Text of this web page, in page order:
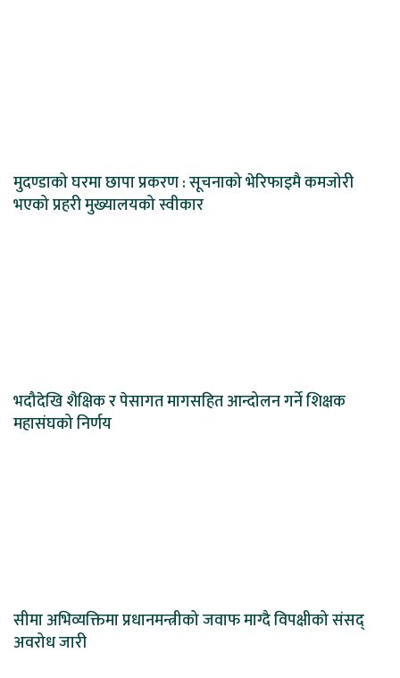
मुदण्डाको घरमा छापा प्रकरण : सूचनाको भेरिफाइमै कमजोरी
भएको प्रहरी मुख्यालयको स्वीकार
भदौदेखि शैक्षिक र पेसागत मागसहित आन्दोलन गर्ने शिक्षक
महासंघको निर्णय
सीमा अभिव्यक्तिमा प्रधानमन्त्रीको जवाफ माग्दै विपक्षीको संसद्
अवरोध जारी